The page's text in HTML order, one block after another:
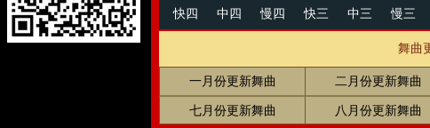
快四 中四 慢四 快三 中三 慢三
舞曲
一月份更新舞曲 二月份更新舞曲
七月份更新舞曲 八月份更新舞曲